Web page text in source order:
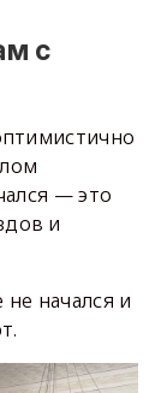
с
— это
и
начался и